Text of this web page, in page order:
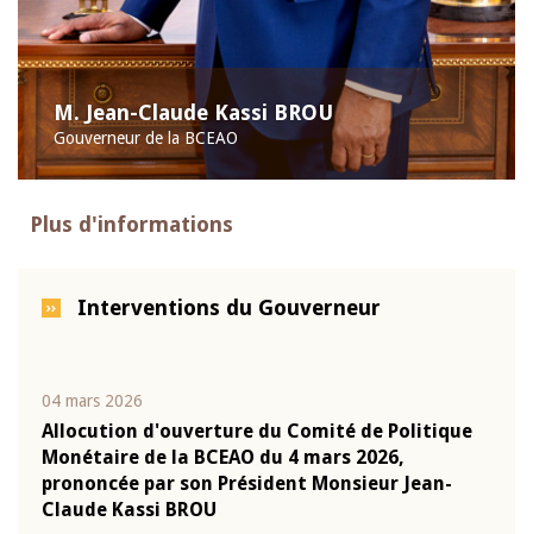
M. Jean-Claude Kassi BROU
Gouverneur de la BCEAO
Plus d'informations
Interventions du Gouverneur
04 mars 2026
Allocution d'ouverture du Comité de Politique
Monétaire de la BCEAO du 4 mars 2026,
prononcée par son Président Monsieur Jean-
Claude Kassi BROU